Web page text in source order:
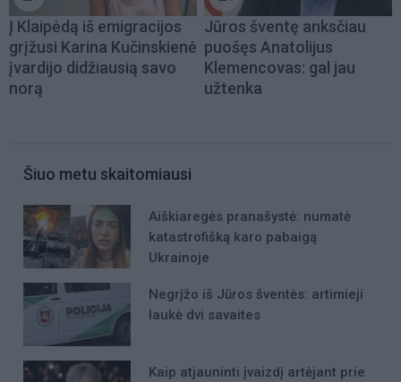
Į Klaipėdą iš emigracijos
grįžusi Karina Kučinskienė
įvardijo didžiausią savo
norą
Jūros šventę anksčiau
puošęs Anatolijus
Klemencovas: gal jau
užtenka
Šiuo metu skaitomiausi
Aiškiaregės pranašystė: numatė
katastrofišką karo pabaigą
Ukrainoje
Negrįžo iš Jūros šventės: artimieji
laukė dvi savaites
Kaip atjauninti įvaizdį artėjant prie